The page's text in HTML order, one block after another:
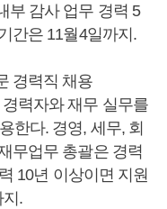
부 감사 업무 경력 5
간은 11월4일까지.
경력직 채용
력자와 재무 실무를
한다. 경영, 세무, 회
무업무 총괄은 경력
10년 이상이면 지원
.